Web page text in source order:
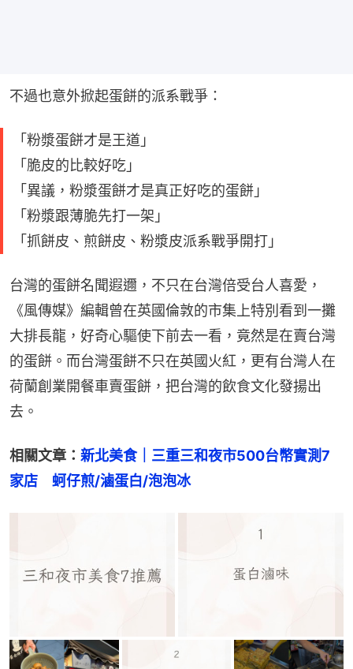
不過也意外掀起蛋餅的派系戰爭：
「粉漿蛋餅才是王道」
「脆皮的比較好吃」
「異議，粉漿蛋餅才是真正好吃的蛋餅」
「粉漿跟薄脆先打一架」
「抓餅皮、煎餅皮、粉漿皮派系戰爭開打」
台灣的蛋餅名聞遐邇，不只在台灣倍受台人喜愛，
《風傳媒》編輯曾在英國倫敦的市集上特別看到一攤
大排長龍，好奇心驅使下前去一看，竟然是在賣台灣
的蛋餅。而台灣蛋餅不只在英國火紅，更有台灣人在
荷蘭創業開餐車賣蛋餅，把台灣的飲食文化發揚出
去。
相關文章： 新北美食｜三重三和夜市500台幣實測7
家店　蚵仔煎/滷蛋白/泡泡冰